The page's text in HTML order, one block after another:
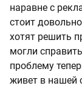
наравне с
стоит
хотят решить
могли
проблему
живет в нашей